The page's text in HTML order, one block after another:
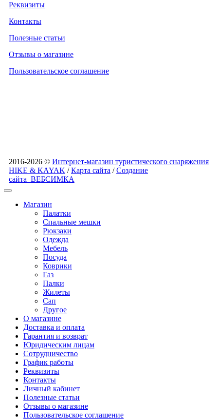
Реквизиты
Контакты
Полезные статьи
Отзывы о магазине
Пользовательское соглашение
2016-2026 © Интернет-магазин туристического снаряжения
HIKE & KAYAK /Карта сайта /Создание
сайта ВЕБСИМКА
Магазин
Палатки
Спальные мешки
Рюкзаки
Одежда
Мебель
Посуда
Коврики
Газ
Палки
Жилеты
Сап
Другое
О магазине
Доставка и оплата
Гарантия и возврат
Юридическим лицам
Сотрудничество
График работы
Реквизиты
Контакты
Личный кабинет
Полезные статьи
Отзывы о магазине
Пользовательское соглашение